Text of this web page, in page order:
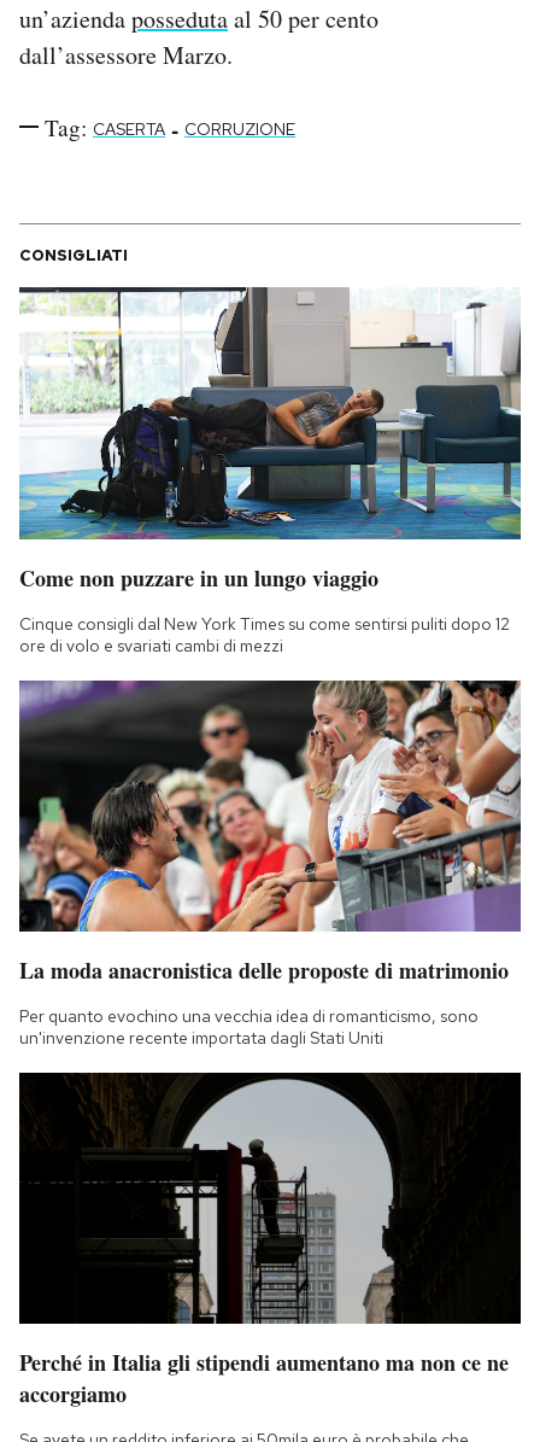
un’aziendapossedutaal 50 per cento
dall’assessore Marzo.
Tag: CASERTA - CORRUZIONE
CONSIGLIATI
Come non puzzare in un lungo viaggio
Cinque consigli dal New York Times su come sentirsi puliti dopo 12
ore di volo e svariati cambi di mezzi
La moda anacronistica delle proposte di matrimonio
Per quanto evochino una vecchia idea di romanticismo, sono
un'invenzione recente importata dagli Stati Uniti
Perché in Italia gli stipendi aumentano ma non ce ne
accorgiamo